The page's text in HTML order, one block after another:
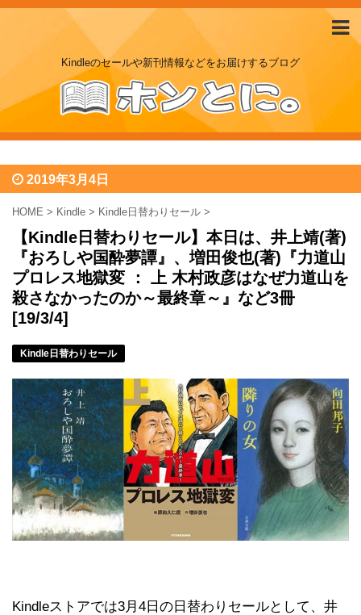
Kindleのセールや新刊情報などをお届けするブログ
2019年3月4日
HOME > Kindle > Kindle日替わりセール >
【Kindle日替わりセール】本日は、井上靖(著)
『おろしや国酔夢譚』、増田俊也(著)『力道山
プロレス地獄変 ： 上 木村政彦はなぜ力道山を
殺さなかったのか～最終章～』など3冊
[19/3/4]
Kindle日替わりセール
Kindleストアでは3月4日の日替わりセールとして、井